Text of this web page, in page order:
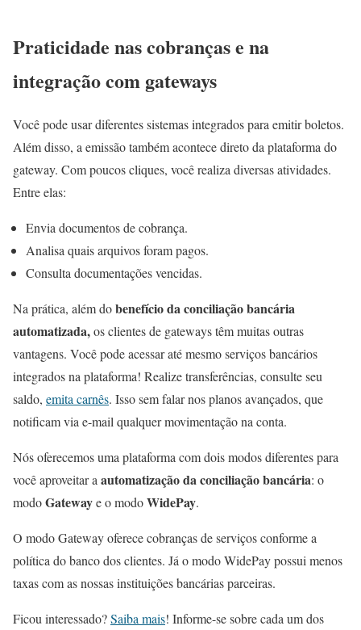
Praticidade nas cobranças e na
integração com gateways
Você pode usar diferentes sistemas integrados para emitir boletos.
Além disso, a emissão também acontece direto da plataforma do
gateway. Com poucos cliques, você realiza diversas atividades.
Entre elas:
Envia documentos de cobrança.
Analisa quais arquivos foram pagos.
Consulta documentações vencidas.
Na prática, além dobenefício da conciliação bancária
automatizada,os clientes de gateways têm muitas outras
vantagens. Você pode acessar até mesmo serviços bancários
integrados na plataforma! Realize transferências, consulte seu
saldo, emita carnês. Isso sem falar nos planos avançados, que
notificam via e-mail qualquer movimentação na conta.
Nós oferecemos uma plataforma com dois modos diferentes para
você aproveitar aautomatização da conciliação bancária: o
modoGatewaye o modoWidePay.
O modo Gateway oferece cobranças de serviços conforme a
política do banco dos clientes. Já o modo WidePay possui menos
taxas com as nossas instituições bancárias parceiras.
Ficou interessado?Saiba mais! Informe-se sobre cada um dos